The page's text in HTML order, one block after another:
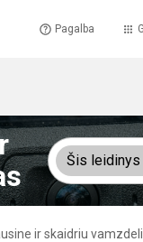
Pagalba
Šis leidinys
ir skaidriu